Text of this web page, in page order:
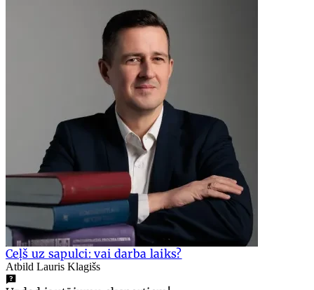
Ceļš uz sapulci: vai darba laiks?
Atbild Lauris Klagišs